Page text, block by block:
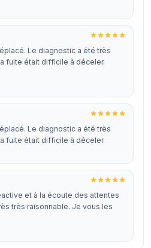
Le diagnostic a été très
fuite était difficile à déceler.
Le diagnostic a été très
fuite était difficile à déceler.
et à la écoute des attentes
très raisonnable. Je vous les